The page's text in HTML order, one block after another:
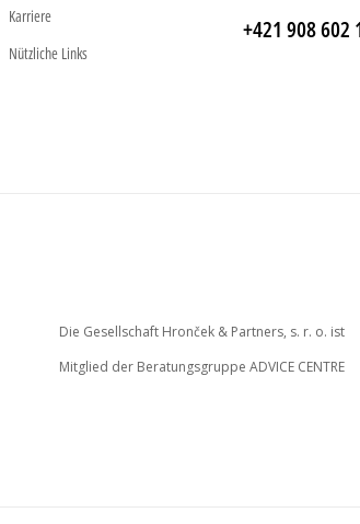
Karriere
Nützliche Links
+421 908 602
Die Gesellschaft Hronček & Partners, s. r. o. ist
Mitglied der Beratungsgruppe ADVICE CENTRE